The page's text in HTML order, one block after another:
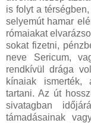
is folyt a
selyemút hamar
rómaiakat
sokat fizetni,
neve Sericum,
rendkívül drága
kínaiak ismerték,
tartani. Az út
sivatagban
támadásainak